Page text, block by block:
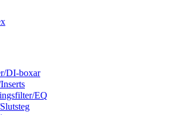
DI-boxar
EQ